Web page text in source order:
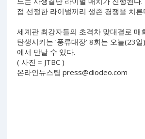
접 선정한 라이벌끼리 생존 경쟁을 치른
세계관 최강자들의 초격차 맞대결로 매
탄생시키는 ‘풍류대장’ 8회는 오늘(23
에서 만날 수 있다.
( 사진 = JTBC )
온라인뉴스팀 press@diodeo.com